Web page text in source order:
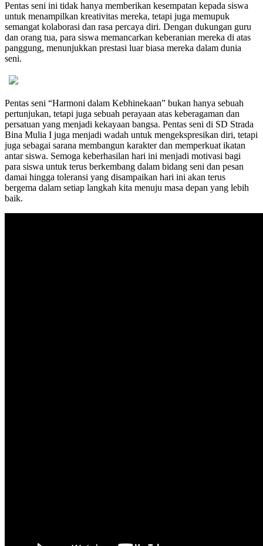
Pentas seni ini tidak hanya memberikan kesempatan kepada siswa
untuk menampilkan kreativitas mereka, tetapi juga memupuk
semangat kolaborasi dan rasa percaya diri. Dengan dukungan guru
dan orang tua, para siswa memancarkan keberanian mereka di atas
panggung, menunjukkan prestasi luar biasa mereka dalam dunia
seni.
Pentas seni “Harmoni dalam Kebhinekaan” bukan hanya sebuah
pertunjukan, tetapi juga sebuah perayaan atas keberagaman dan
persatuan yang menjadi kekayaan bangsa. Pentas seni di SD Strada
Bina Mulia I juga menjadi wadah untuk mengekspresikan diri, tetapi
juga sebagai sarana membangun karakter dan memperkuat ikatan
antar siswa. Semoga keberhasilan hari ini menjadi motivasi bagi
para siswa untuk terus berkembang dalam bidang seni dan pesan
damai hingga toleransi yang disampaikan hari ini akan terus
bergema dalam setiap langkah kita menuju masa depan yang lebih
baik.